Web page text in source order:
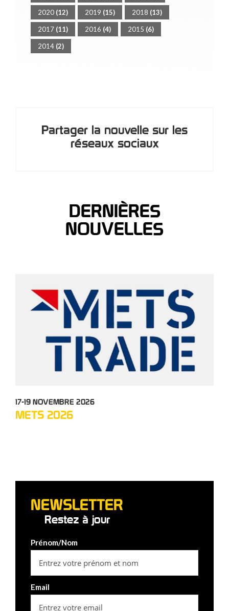
2020 (12) 2019 (15) 2018 (13)
2017 (11) 2016 (4) 2015 (6)
2014 (2)
Partager la nouvelle sur les
réseaux sociaux
DERNIÈRES
NOUVELLES
17-19 NOVEMBRE 2026
METS 2026
NEWSLETTER
Restez à jour
Prénom/Nom
Email